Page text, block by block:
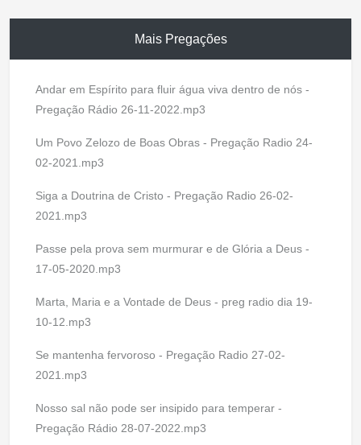
Mais Pregações
Andar em Espírito para fluir água viva dentro de nós -
Pregação Rádio 26-11-2022.mp3
Um Povo Zelozo de Boas Obras - Pregação Radio 24-
02-2021.mp3
Siga a Doutrina de Cristo - Pregação Radio 26-02-
2021.mp3
Passe pela prova sem murmurar e de Glória a Deus -
17-05-2020.mp3
Marta, Maria e a Vontade de Deus - preg radio dia 19-
10-12.mp3
Se mantenha fervoroso - Pregação Radio 27-02-
2021.mp3
Nosso sal não pode ser insipido para temperar -
Pregação Rádio 28-07-2022.mp3